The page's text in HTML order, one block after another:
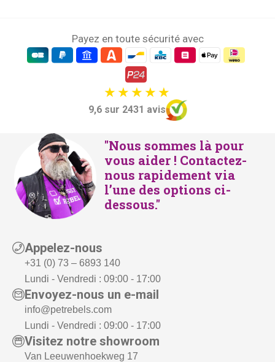
Payez en toute sécurité avec
9,6 sur 2431 avis
"Nous sommes là pour
vous aider ! Contactez-
nous rapidement via
l’une des options ci-
dessous."
Appelez-nous
+31 (0) 73 – 6893 140
Lundi - Vendredi : 09:00 - 17:00
Envoyez-nous un e-mail
info@petrebels.com
Lundi - Vendredi : 09:00 - 17:00
Visitez notre showroom
Van Leeuwenhoekweg 17